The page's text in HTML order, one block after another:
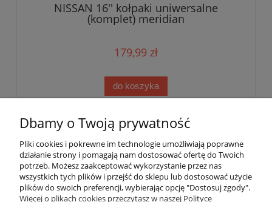
NISSAN 16'' kołpaki uniwersalne
(komplet) meridian
179,99 zł
do koszyka
« 1 2 »
Pomoc
Dbamy o Twoją prywatność
Pliki cookies i pokrewne im technologie umożliwiają poprawne
działanie strony i pomagają nam dostosować ofertę do Twoich
potrzeb. Możesz zaakceptować wykorzystanie przez nas
wszystkich tych plików i przejść do sklepu lub dostosować użycie
plików do swoich preferencji, wybierając opcję "Dostosuj zgody".
Więcej o plikach cookies przeczytasz w naszej Polityce